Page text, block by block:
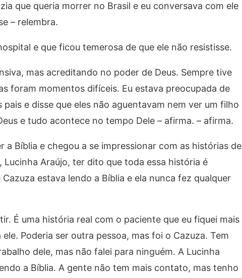
que queria morrer no Brasil e eu conversava com ele
– relembra.
e que ficou temerosa de que ele não resistisse.
mas acreditando no poder de Deus. Sempre tive
foram momentos difíceis. Eu estava preocupada de
e disse que eles não aguentavam nem ver um filho
e tudo acontece no tempo Dele – afirma. – afirma.
Bíblia e chegou a se impressionar com as histórias de
Araújo, ter dito que toda essa história é
estava lendo a Bíblia e ela nunca fez qualquer
É uma história real com o paciente que eu fiquei mais
Poderia ser outra pessoa, mas foi o Cazuza. Tem
dele, mas não falei para ninguém. A Lucinha
a Bíblia. A gente não tem mais contato, mas tenho